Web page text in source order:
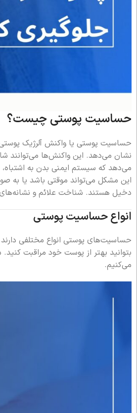
حساسیت پوستی چیست؟
حساسیت پوستی یا واکنش آلرژیک
نشان می‌دهد. این واکنش‌ها می‌توانند
می‌دهد که سیستم ایمنی بدن به
این مشکل می‌تواند موقتی باشد یا به
دخیل هستند. شناخت علائم و
انواع حساسیت پوستی
حساسیت‌های پوستی انواع مختلفی
بتوانید بهتر از پوست خود مراقبت
می‌کنیم.